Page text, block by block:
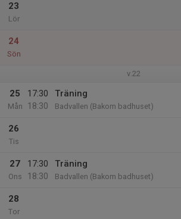
23
Lör
24
Sön
v.22
25
Mån
17:30
18:30
Träning
Badvallen (Bakom badhuset)
26
Tis
27
Ons
17:30
18:30
Träning
Badvallen (Bakom badhuset)
28
Tor